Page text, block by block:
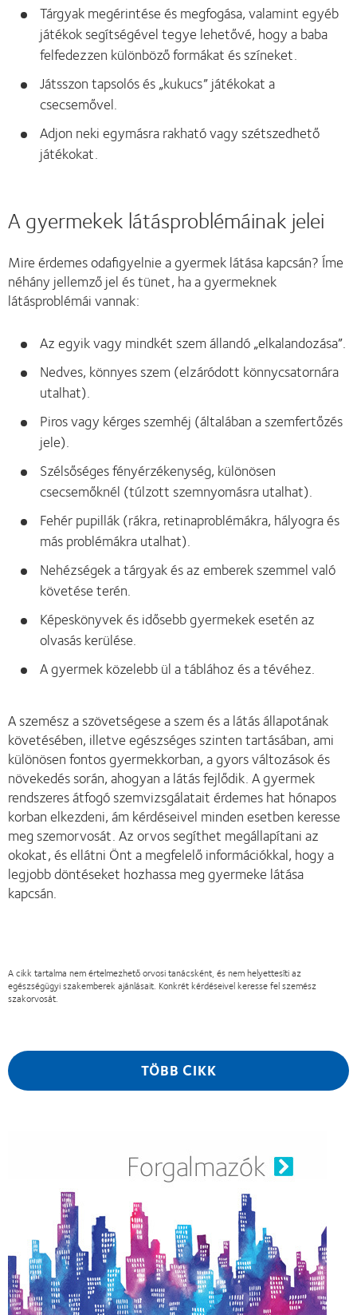
Tárgyak megérintése és megfogása, valamint egyéb
játékok segítségével tegye lehetővé, hogy a baba
felfedezzen különböző formákat és színeket.
Játsszon tapsolós és „kukucs” játékokat a
csecsemővel.
Adjon neki egymásra rakható vagy szétszedhető
játékokat.
A gyermekek látásproblémáinak jelei
Mire érdemes odafigyelnie a gyermek látása kapcsán? Íme
néhány jellemző jel és tünet, ha a gyermeknek
látásproblémái vannak:
Az egyik vagy mindkét szem állandó „elkalandozása”.
Nedves, könnyes szem (elzáródott könnycsatornára
utalhat).
Piros vagy kérges szemhéj (általában a szemfertőzés
jele).
Szélsőséges fényérzékenység, különösen
csecsemőknél (túlzott szemnyomásra utalhat).
Fehér pupillák (rákra, retinaproblémákra, hályogra és
más problémákra utalhat).
Nehézségek a tárgyak és az emberek szemmel való
követése terén.
Képeskönyvek és idősebb gyermekek esetén az
olvasás kerülése.
A gyermek közelebb ül a táblához és a tévéhez.
A szemész a szövetségese a szem és a látás állapotának
követésében, illetve egészséges szinten tartásában, ami
különösen fontos gyermekkorban, a gyors változások és
növekedés során, ahogyan a látás fejlődik. A gyermek
rendszeres átfogó szemvizsgálatait érdemes hat hónapos
korban elkezdeni, ám kérdéseivel minden esetben keresse
meg szemorvosát. Az orvos segíthet megállapítani az
okokat, és ellátni Önt a megfelelő információkkal, hogy a
legjobb döntéseket hozhassa meg gyermeke látása
kapcsán.
A cikk tartalma nem értelmezhető orvosi tanácsként, és nem helyettesíti az
egészségügyi szakemberek ajánlásait. Konkrét kérdéseivel keresse fel szemész
szakorvosát.
TÖBB CIKK